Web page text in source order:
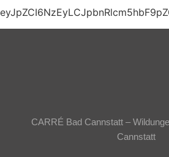
CARRÉ Bad Cannstatt –
Cannstatt